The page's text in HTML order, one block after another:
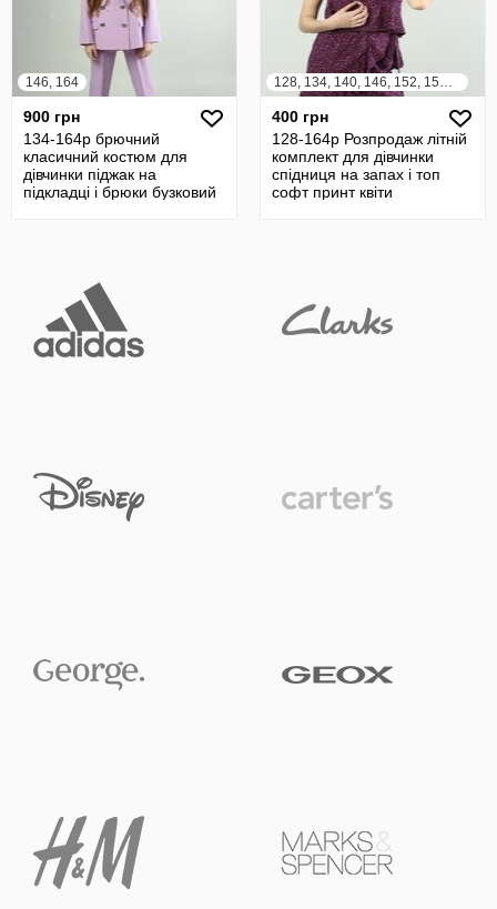
146, 164
900 грн
134-164р брючний
класичний костюм для
дівчинки піджак на
підкладці і брюки бузковий
128, 134, 140, 146, 152, 158, 164
400 грн
128-164р Розпродаж літній
комплект для дівчинки
спідниця на запах і топ
софт принт квіти